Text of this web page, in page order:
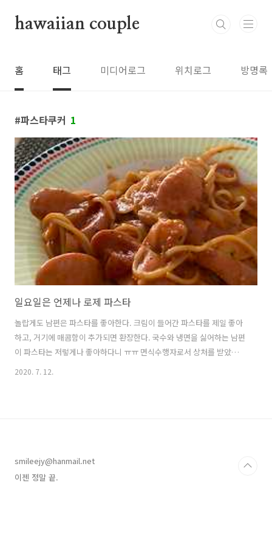
hawaiian couple
홈 태그 미디어로그 위치로그 방명록
파스타쿠커 1
일요일은 언제나 로제 파스타
놀랍게도 남편은 파스타를 좋아한다. 크림이 들어간 파스타를 제일 좋아
하고, 거기에 매콤함이 추가되면 환장한다. 국수와 냉면을 싫어하는 남편
이 파스타는 저렇게나 좋아하다니 ㅠㅠ 면식수행자로서 상처를 받았지
만 숱한 고행의 시간과 함께 그쯤이야 극뽀옥. 이사를 오면서 화구가 1구
생크림 그..
2020. 7. 12.
smileejy@hanmail.net
이젠 정말 끝.